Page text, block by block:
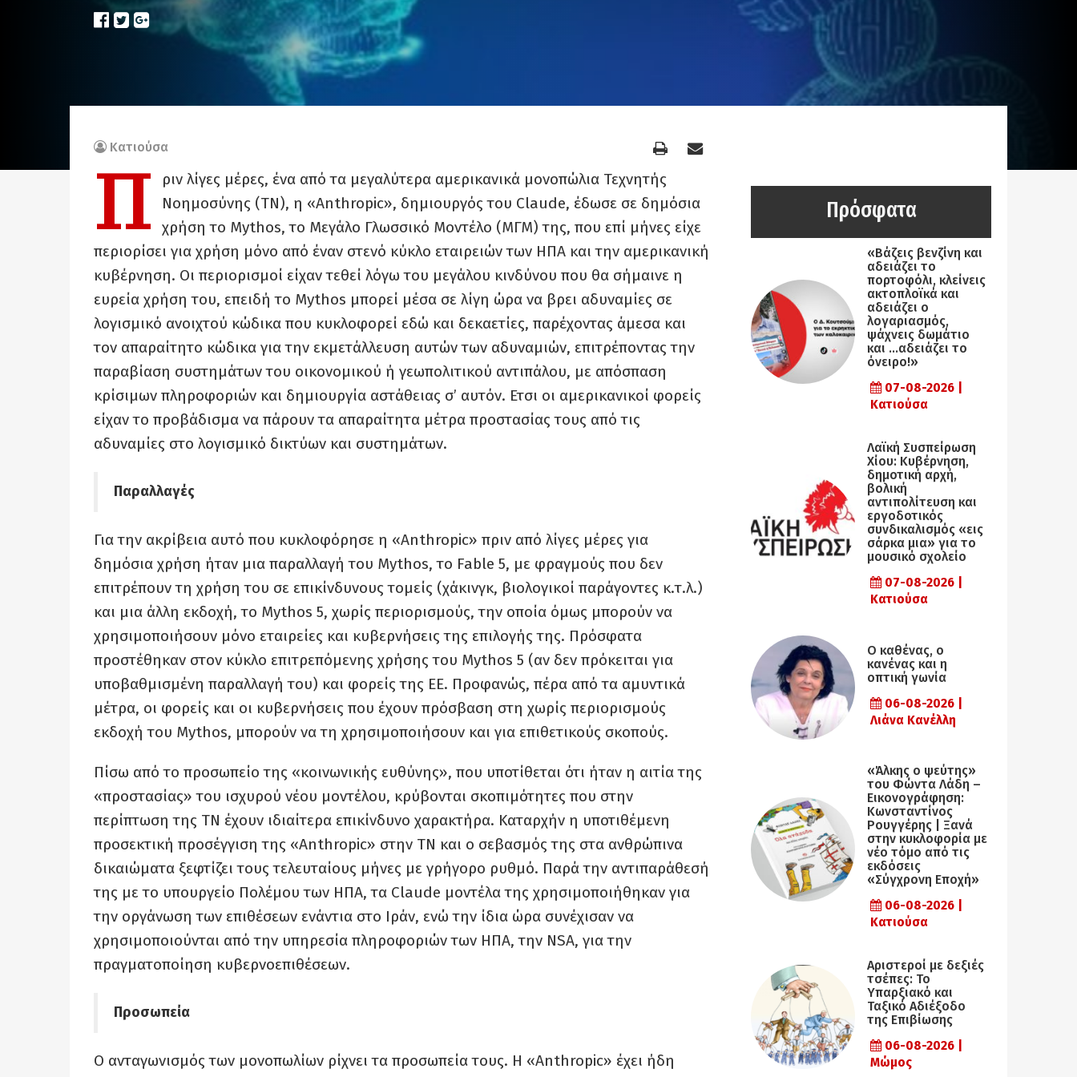
Κατιούσα
Π
ριν λίγες μέρες, ένα από τα μεγαλύτερα αμερικανικά μονοπώλια Τεχνητής
Νοημοσύνης (ΤΝ), η «Anthropic», δημιουργός του Claude, έδωσε σε δημόσια
χρήση το Mythos, το Μεγάλο Γλωσσικό Μοντέλο (ΜΓΜ) της, που επί μήνες είχε
περιορίσει για χρήση μόνο από έναν στενό κύκλο εταιρειών των ΗΠΑ και την αμερικανική
κυβέρνηση. Οι περιορισμοί είχαν τεθεί λόγω του μεγάλου κινδύνου που θα σήμαινε η
ευρεία χρήση του, επειδή το Mythos μπορεί μέσα σε λίγη ώρα να βρει αδυναμίες σε
λογισμικό ανοιχτού κώδικα που κυκλοφορεί εδώ και δεκαετίες, παρέχοντας άμεσα και
τον απαραίτητο κώδικα για την εκμετάλλευση αυτών των αδυναμιών, επιτρέποντας την
παραβίαση συστημάτων του οικονομικού ή γεωπολιτικού αντιπάλου, με απόσπαση
κρίσιμων πληροφοριών και δημιουργία αστάθειας σ’ αυτόν. Ετσι οι αμερικανικοί φορείς
είχαν το προβάδισμα να πάρουν τα απαραίτητα μέτρα προστασίας τους από τις
αδυναμίες στο λογισμικό δικτύων και συστημάτων.
Παραλλαγές
Για την ακρίβεια αυτό που κυκλοφόρησε η «Anthropic» πριν από λίγες μέρες για
δημόσια χρήση ήταν μια παραλλαγή του Mythos, το Fable 5, με φραγμούς που δεν
επιτρέπουν τη χρήση του σε επικίνδυνους τομείς (χάκινγκ, βιολογικοί παράγοντες κ.τ.λ.)
και μια άλλη εκδοχή, το Mythos 5, χωρίς περιορισμούς, την οποία όμως μπορούν να
χρησιμοποιήσουν μόνο εταιρείες και κυβερνήσεις της επιλογής της. Πρόσφατα
προστέθηκαν στον κύκλο επιτρεπόμενης χρήσης του Mythos 5 (αν δεν πρόκειται για
υποβαθμισμένη παραλλαγή του) και φορείς της ΕΕ. Προφανώς, πέρα από τα αμυντικά
μέτρα, οι φορείς και οι κυβερνήσεις που έχουν πρόσβαση στη χωρίς περιορισμούς
εκδοχή του Mythos, μπορούν να τη χρησιμοποιήσουν και για επιθετικούς σκοπούς.
Πίσω από το προσωπείο της «κοινωνικής ευθύνης», που υποτίθεται ότι ήταν η αιτία της
«προστασίας» του ισχυρού νέου μοντέλου, κρύβονται σκοπιμότητες που στην
περίπτωση της ΤΝ έχουν ιδιαίτερα επικίνδυνο χαρακτήρα. Καταρχήν η υποτιθέμενη
προσεκτική προσέγγιση της «Anthropic» στην ΤΝ και ο σεβασμός της στα ανθρώπινα
δικαιώματα ξεφτίζει τους τελευταίους μήνες με γρήγορο ρυθμό. Παρά την αντιπαράθεσή
της με το υπουργείο Πολέμου των ΗΠΑ, τα Claude μοντέλα της χρησιμοποιήθηκαν για
την οργάνωση των επιθέσεων ενάντια στο Ιράν, ενώ την ίδια ώρα συνέχισαν να
χρησιμοποιούνται από την υπηρεσία πληροφοριών των ΗΠΑ, την NSA, για την
πραγματοποίηση κυβερνοεπιθέσεων.
Προσωπεία
Ο ανταγωνισμός των μονοπωλίων ρίχνει τα προσωπεία τους. Η «Anthropic» έχει ήδη
Πρόσφατα
«Βάζεις βενζίνη και
αδειάζει το
πορτοφόλι, κλείνεις
ακτοπλοϊκά και
αδειάζει ο
λογαριασμός,
ψάχνεις δωμάτιο
και …αδειάζει το
όνειρο!»
07-08-2026 |
Κατιούσα
Λαϊκή Συσπείρωση
Χίου: Κυβέρνηση,
δημοτική αρχή,
βολική
αντιπολίτευση και
εργοδοτικός
συνδικαλισμός «εις
σάρκα μια» για το
μουσικό σχολείο
07-08-2026 |
Κατιούσα
Ο καθένας, ο
κανένας και η
οπτική γωνία
06-08-2026 |
Λιάνα Κανέλλη
«Άλκης ο ψεύτης»
του Φώντα Λάδη –
Εικονογράφηση:
Κωνσταντίνος
Ρουγγέρης | Ξανά
στην κυκλοφορία με
νέο τόμο από τις
εκδόσεις
«Σύγχρονη Εποχή»
06-08-2026 |
Κατιούσα
Αριστεροί με δεξιές
τσέπες: Το
Υπαρξιακό και
Ταξικό Αδιέξοδο
της Επιβίωσης
06-08-2026 |
Μώμος